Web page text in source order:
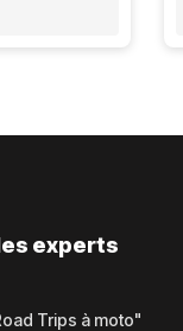
experts
Trips à moto"